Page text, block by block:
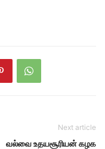
Next article
வல்வை உதயசூரியன் கழக